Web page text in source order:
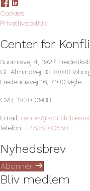
L
i
n
t
l
F
a
e
o
o
-
s
i
d
L
i
n
t
l
L
i
k
d
I
-
s
i
d
Cookies
Privatlivspolitik
Center for
Suomisvej 4, 1927
Gl. Almindvej 33, 8800
Fredericiavej 16, 7100 Vejle
CVR: 1820 0988
Email:
Telefon: +4535200550
Nyhedsbrev
Abonnér
Bliv medlem